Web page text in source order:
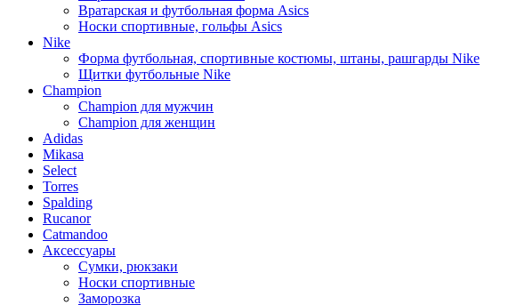
Вратарская и футбольная форма Asics
Носки спортивные, гольфы Asics
Nike
Форма футбольная, спортивные костюмы, штаны, рашгарды Nike
Щитки футбольные Nike
Champion
Champion для мужчин
Champion для женщин
Adidas
Mikasa
Select
Torres
Spalding
Rucanor
Catmandoo
Аксессуары
Сумки, рюкзаки
Носки спортивные
Заморозка